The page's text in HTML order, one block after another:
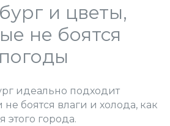
и цветы,
не боятся
погоды
идеально подходит
боятся влаги и холода, как
этого города.